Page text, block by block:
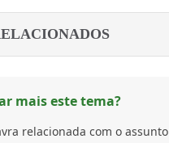
mais este tema?
relacionada com o